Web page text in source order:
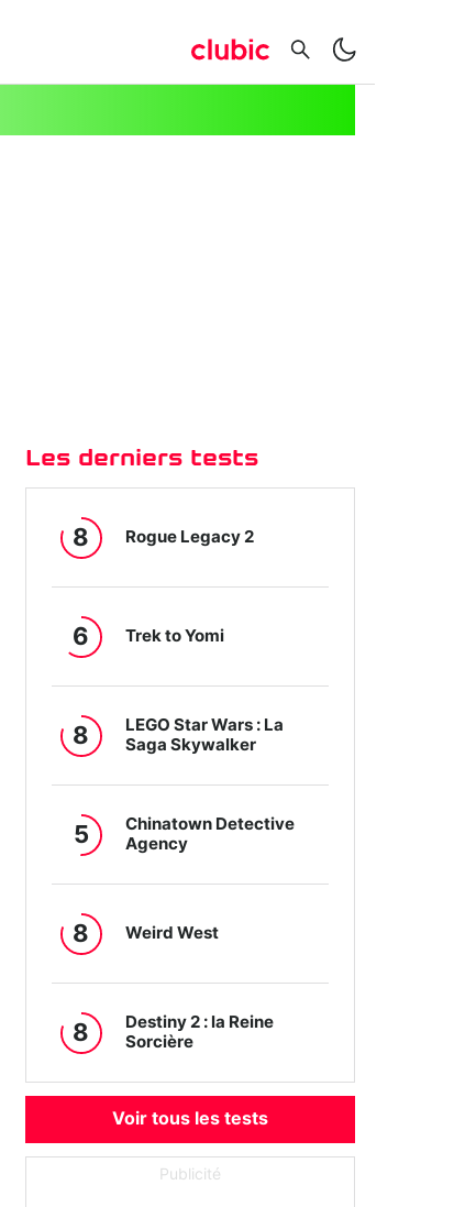
Les derniers tests
8 Rogue Legacy 2
6 Trek to Yomi
8
LEGO Star Wars : La
Saga Skywalker
5
Chinatown Detective
Agency
8 Weird West
8
Destiny 2 : la Reine
Sorcière
Voir tous les tests
Publicité